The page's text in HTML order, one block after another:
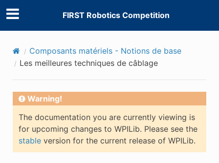
FIRST Robotics Competition
Composants matériels - Notions de base
Les meilleures techniques de câblage
Warning!
The documentation you are currently viewing is
for upcoming changes to WPILib. Please see the
stableversion for the current release of WPILib.